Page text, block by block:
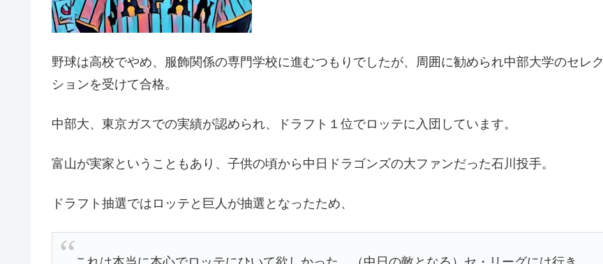
野球は高校でやめ、服飾関係の専門学校に進むつもりでしたが、周囲に勧められ中部大学のセレク
ションを受けて合格。
中部大、東京ガスでの実績が認められ、ドラフト１位でロッテに入団しています。
富山が実家ということもあり、子供の頃から中日ドラゴンズの大ファンだった石川投手。
ドラフト抽選ではロッテと巨人が抽選となったため、